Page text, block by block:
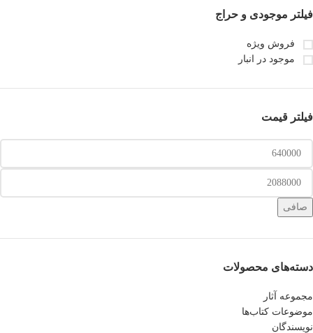
فیلتر موجودی و حراج
فروش ویژه
موجود در انبار
فیلتر قیمت
صافی
دسته‌های محصولات
مجموعه آثار
موضوعات کتاب‌ها
نویسندگان